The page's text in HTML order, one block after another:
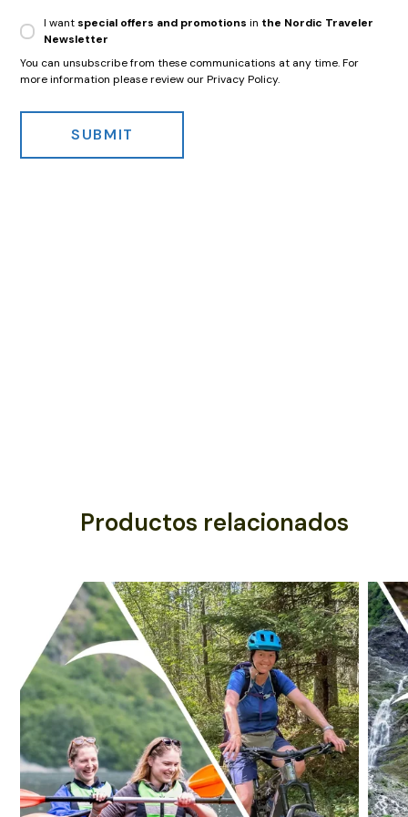
I want special offers and promotions in the Nordic Traveler
Newsletter
You can unsubscribe from these communications at any time. For
more information please review our Privacy Policy.
Productos relacionados